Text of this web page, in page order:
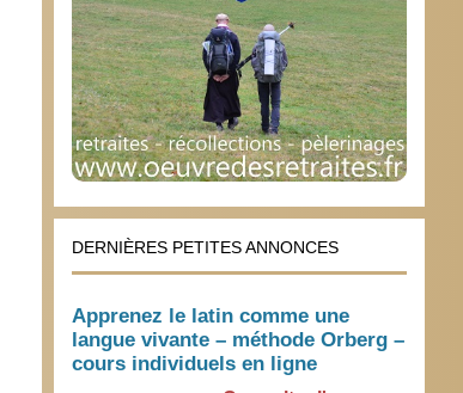
DERNIÈRES PETITES ANNONCES
Apprenez le latin comme une
langue vivante – méthode Orberg –
cours individuels en ligne